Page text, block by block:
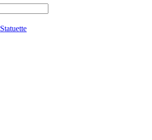
Statuette